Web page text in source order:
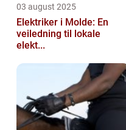
03 august 2025
Elektriker i Molde: En
veiledning til lokale
elekt...